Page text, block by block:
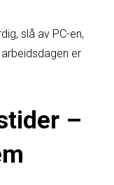
slå av PC-en,
er
–